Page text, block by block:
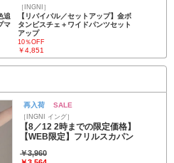
追
マ
［INGNI］
【リバイバル／セットアップ】金ボ
タンビスチェ＋ワイドパンツセット
アップ
10％OFF
￥4,851
再入荷 SALE
［INGNI イング］
【8／12 2時までの限定価格】
【WEB限定】フリルスカパン
￥3,960